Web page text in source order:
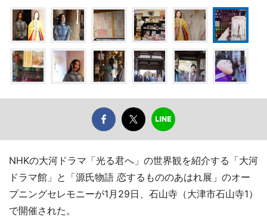
NHKの大河ドラマ「光る君へ」の世界観を紹介する「大河
ドラマ館」と「源氏物語 恋するもののあはれ展」のオー
プニングセレモニーが1月29日、石山寺（大津市石山寺1）
で開催された。